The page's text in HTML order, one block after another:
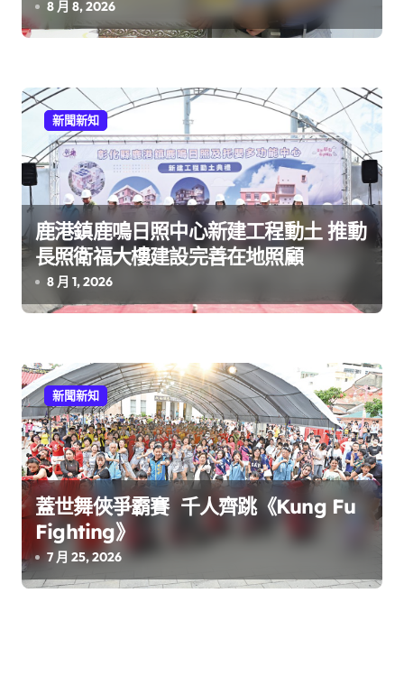
8 月 8, 2026
新聞新知
鹿港鎮鹿鳴日照中心新建工程動土 推動
長照衛福大樓建設完善在地照顧
8 月 1, 2026
新聞新知
蓋世舞俠爭霸賽 千人齊跳《Kung Fu
Fighting》
7 月 25, 2026